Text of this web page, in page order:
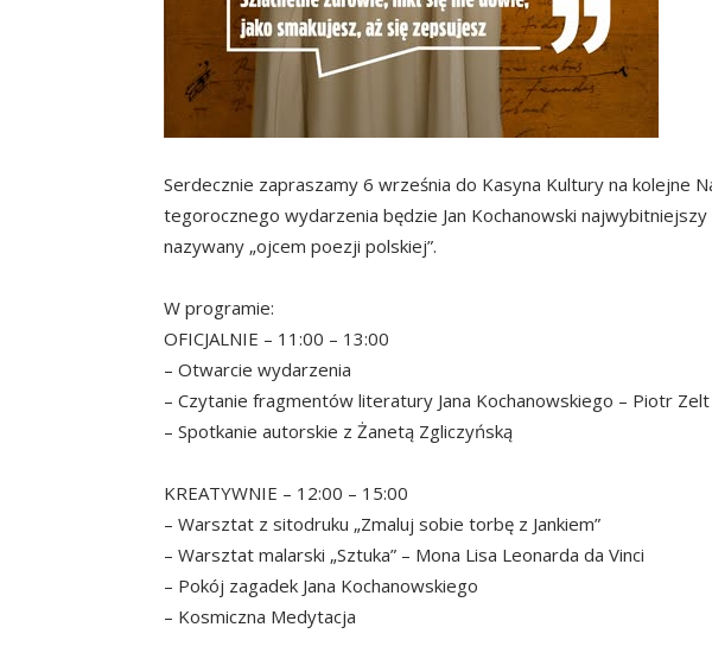
Serdecznie zapraszamy 6 września do Kasyna Kultury na kolejne
tegorocznego wydarzenia będzie Jan Kochanowski
nazywany „ojcem poezji polskiej”.
W programie:
OFICJALNIE – 11:00 – 13:00
– Otwarcie wydarzenia
– Czytanie fragmentów literatury Jana Kochanowskiego – Piotr
– Spotkanie autorskie z Żanetą Zgliczyńską
KREATYWNIE – 12:00 – 15:00
– Warsztat z sitodruku „Zmaluj sobie torbę z Jankiem”
– Warsztat malarski „Sztuka” – Mona Lisa Leonarda da Vinci
– Pokój zagadek Jana Kochanowskiego
– Kosmiczna Medytacja